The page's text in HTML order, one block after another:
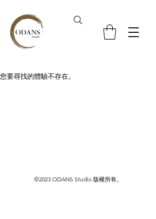
您要尋找的體驗不存在。
©2023 ODANS Studio 版權所有。